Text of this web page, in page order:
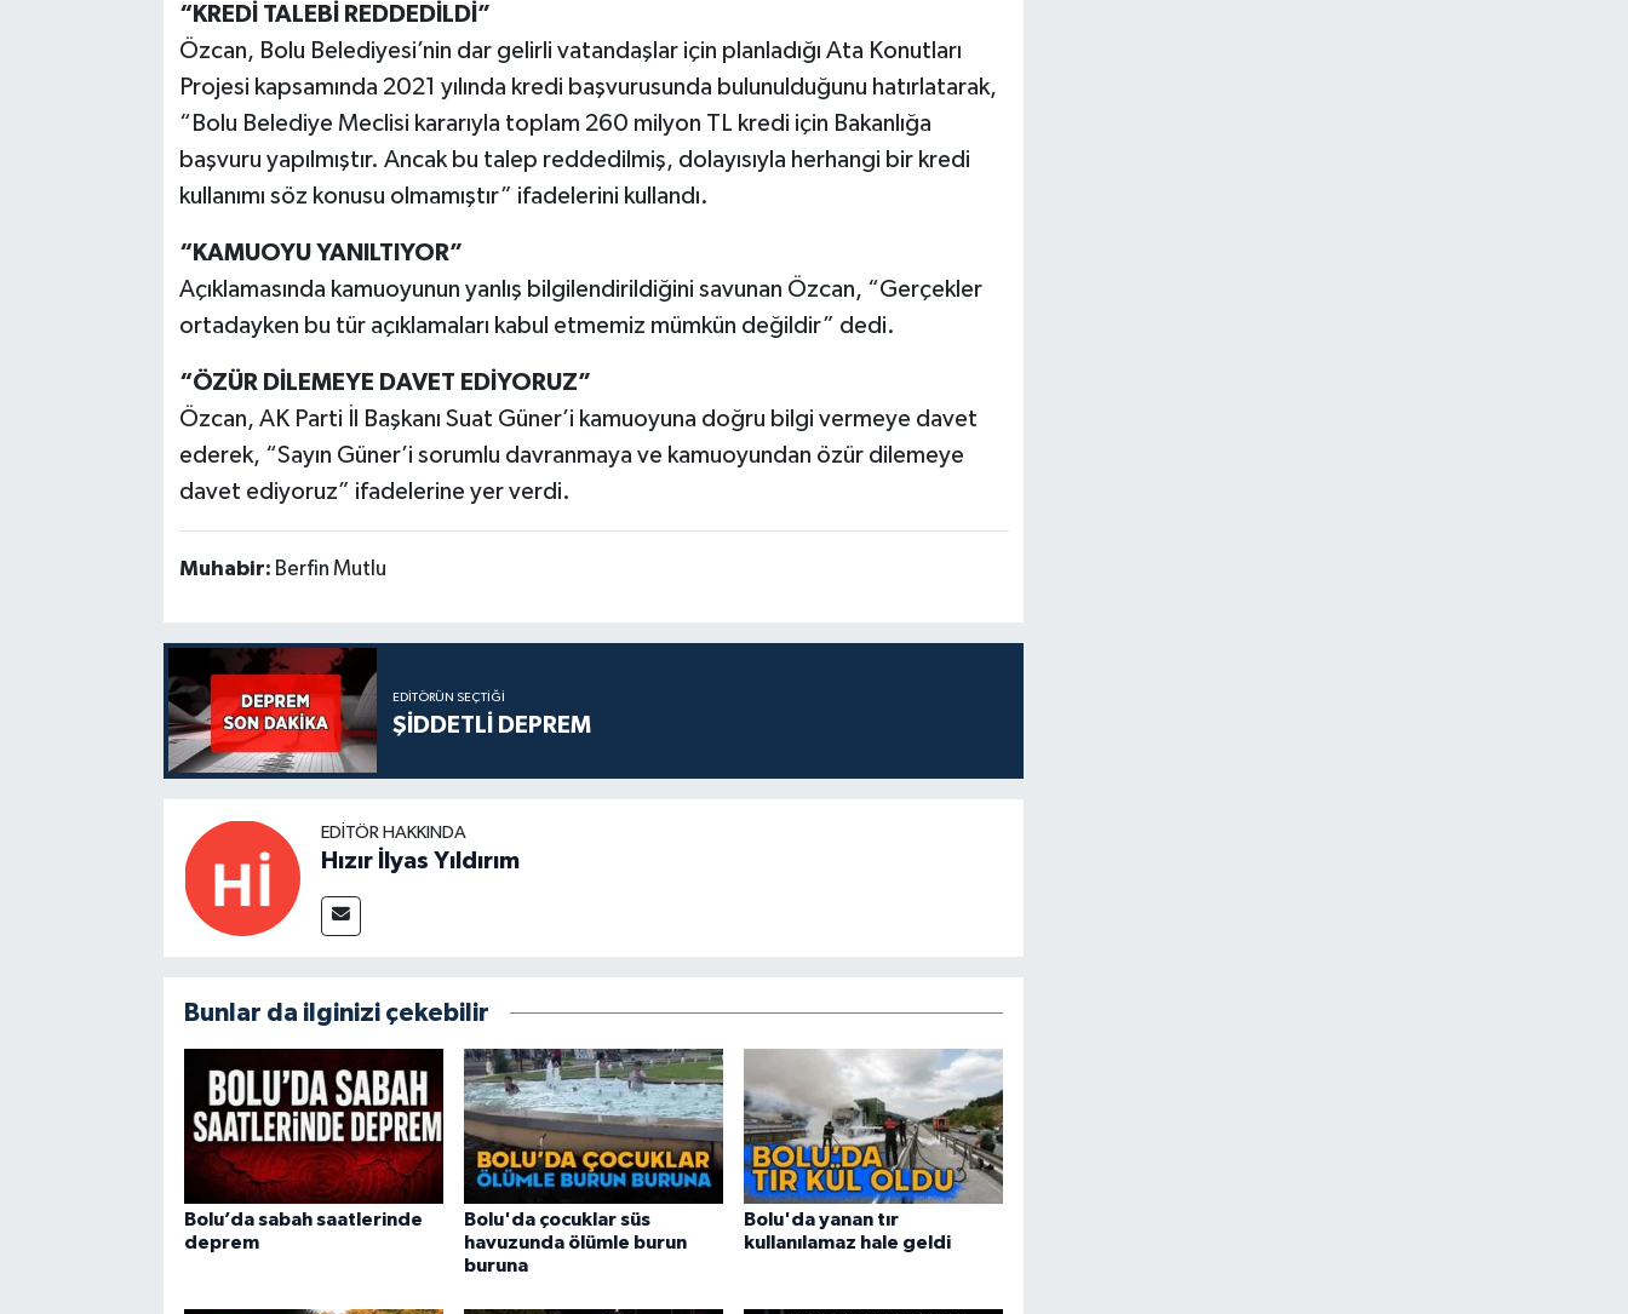
“KREDİ TALEBİ REDDEDİLDİ”
Özcan, Bolu Belediyesi’nin dar gelirli vatandaşlar için planladığı Ata Konutları
Projesi kapsamında 2021 yılında kredi başvurusunda bulunulduğunu hatırlatarak,
“Bolu Belediye Meclisi kararıyla toplam 260 milyon TL kredi için Bakanlığa
başvuru yapılmıştır. Ancak bu talep reddedilmiş, dolayısıyla herhangi bir kredi
kullanımı söz konusu olmamıştır” ifadelerini kullandı.
“KAMUOYU YANILTIYOR”
Açıklamasında kamuoyunun yanlış bilgilendirildiğini savunan Özcan, “Gerçekler
ortadayken bu tür açıklamaları kabul etmemiz mümkün değildir” dedi.
“ÖZÜR DİLEMEYE DAVET EDİYORUZ”
Özcan, AK Parti İl Başkanı Suat Güner’i kamuoyuna doğru bilgi vermeye davet
ederek, “Sayın Güner’i sorumlu davranmaya ve kamuoyundan özür dilemeye
davet ediyoruz” ifadelerine yer verdi.
Muhabir: Berfin Mutlu
EDITÖRÜN SEÇTIĞI
ŞİDDETLİ DEPREM
EDITÖR HAKKINDA
Hızır İlyas Yıldırım
Bunlar da ilginizi çekebilir
Bolu’da sabah saatlerinde
deprem
Bolu'da çocuklar süs
havuzunda ölümle burun
buruna
Bolu'da yanan tır
kullanılamaz hale geldi